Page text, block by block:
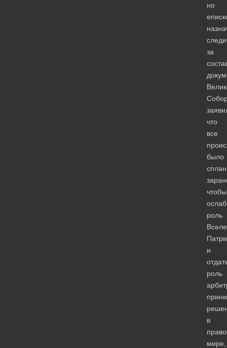
но
за
что
все
было
чтобы
роль
и
роль
в
мире,